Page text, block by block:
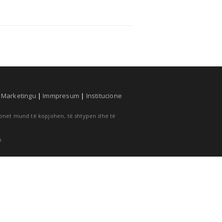
Marketingu | Immpresum | Institucione
mund të kopjohen, të shtypen dhe të